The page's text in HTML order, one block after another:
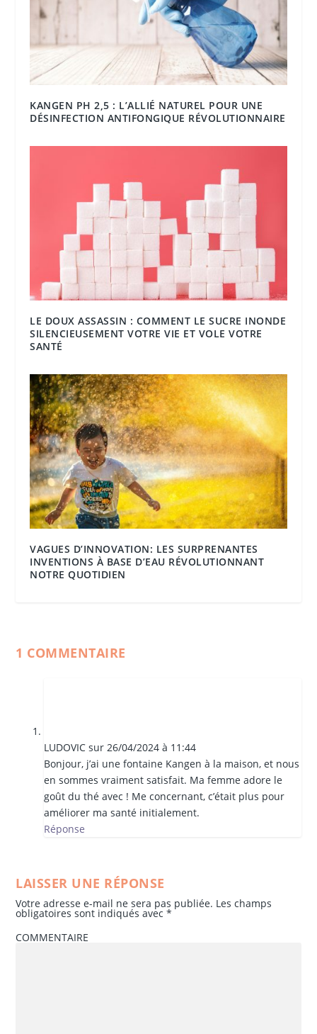
KANGEN PH 2,5 : L’ALLIÉ NATUREL POUR UNE
DÉSINFECTION ANTIFONGIQUE RÉVOLUTIONNAIRE
LE DOUX ASSASSIN : COMMENT LE SUCRE INONDE
SILENCIEUSEMENT VOTRE VIE ET VOLE VOTRE
SANTÉ
VAGUES D’INNOVATION: LES SURPRENANTES
INVENTIONS À BASE D’EAU RÉVOLUTIONNANT
NOTRE QUOTIDIEN
1 COMMENTAIRE
LUDOVIC sur 26/04/2024 à 11:44
Bonjour, j’ai une fontaine Kangen à la maison, et nous
en sommes vraiment satisfait. Ma femme adore le
goût du thé avec ! Me concernant, c’était plus pour
améliorer ma santé initialement.
Réponse
LAISSER UNE RÉPONSE
Votre adresse e-mail ne sera pas publiée. Les champs
obligatoires sont indiqués avec*
COMMENTAIRE